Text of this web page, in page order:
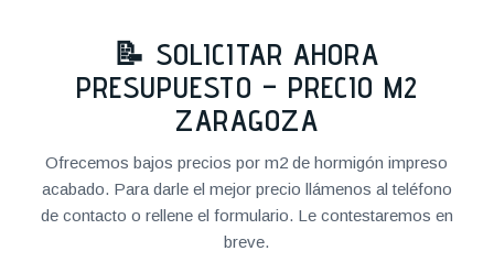
📝 SOLICITAR AHORA
PRESUPUESTO – PRECIO M2
ZARAGOZA
Ofrecemos bajos precios por m2 de hormigón impreso
acabado. Para darle el mejor precio llámenos al teléfono
de contacto o rellene el formulario. Le contestaremos en
breve.